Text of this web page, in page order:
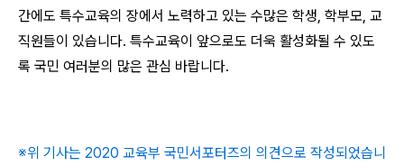
간에도 특수교육의 장에서 노력하고 있는 수많은 학생, 학부모, 교
직원들이 있습니다. 특수교육이 앞으로도 더욱 활성화될 수 있도
록 국민 여러분의 많은 관심 바랍니다.
※위 기사는 2020 교육부 국민서포터즈의 의견으로 작성되었습니